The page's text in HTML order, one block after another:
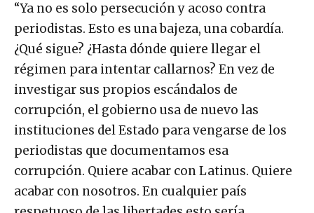
“Ya no es solo persecución y acoso contra
periodistas. Esto es una bajeza, una cobardía.
¿Qué sigue? ¿Hasta dónde quiere llegar el
régimen para intentar callarnos? En vez de
investigar sus propios escándalos de
corrupción, el gobierno usa de nuevo las
instituciones del Estado para vengarse de los
periodistas que documentamos esa
corrupción. Quiere acabar con Latinus. Quiere
acabar con nosotros. En cualquier país